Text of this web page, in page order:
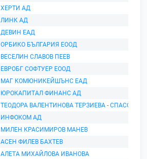
ХЕРТИ АД
ЛИНК АД
ДЕВИН ЕАД
ОРБИКО БЪЛГАРИЯ ЕООД
ВЕСЕЛИН СЛАВОВ ПЕЕВ
ЕВРОБГ СОФТУЕР ЕООД
МАГ КОМЮНИКЕЙШЪНС ЕАД
ЮРОКАПИТАЛ ФИНАНС АД
ТЕОДОРА ВАЛЕНТИНОВА ТЕРЗИЕВА - СПАСОВА
ИНФОКОМ АД
МИЛЕН КРАСИМИРОВ МАНЕВ
АСЕН ФИЛЕВ БАХТЕВ
АЛЕТА МИХАЙЛОВА ИВАНОВА